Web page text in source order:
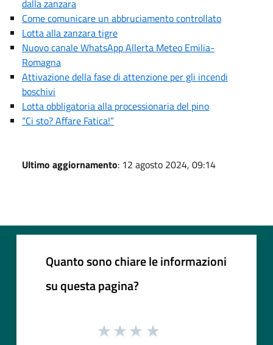
dalla zanzara
Come comunicare un abbruciamento controllato
Lotta alla zanzara tigre
Nuovo canale WhatsApp Allerta Meteo Emilia-
Romagna
Attivazione della fase di attenzione per gli incendi
boschivi
Lotta obbligatoria alla processionaria del pino
“Ci sto? Affare Fatica!”
Ultimo aggiornamento: 12 agosto 2024, 09:14
Quanto sono chiare le informazioni
su questa pagina?